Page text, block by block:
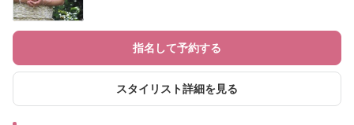
指名して予約する
スタイリスト詳細を見る